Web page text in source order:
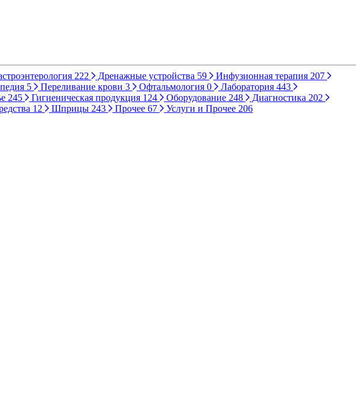
222 Дренажные устройства 59 Инфузионная терапия 207
5 Переливание крови 3 Офтальмология 0 Лаборатория 443
245 Гигиеническая продукция 124 Оборудование 248 Диагностика 202
12 Шприцы 243 Прочее 67 Услуги и Прочее 206